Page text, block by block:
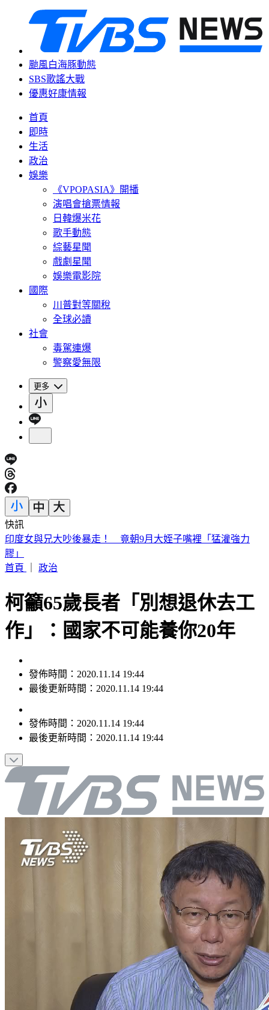
颱風白海豚動態
SBS歌謠大戰
優惠好康情報
首頁
即時
生活
政治
娛樂
《VPOPASIA》開播
演唱會搶票情報
日韓爆米花
歌手動態
綜藝星聞
戲劇星聞
娛樂電影院
國際
川普對等關稅
全球必讀
社會
毒駕連爆
警察愛無限
更多
快訊
別只看台積電！ 外媒點名「2檔AI設備股」快上車
首頁
柯籲65歲長者「別想退休去工
作」：國家不可能養你20年
最後更新時間：2020.11.14 19:44
最後更新時間：2020.11.14 19:44